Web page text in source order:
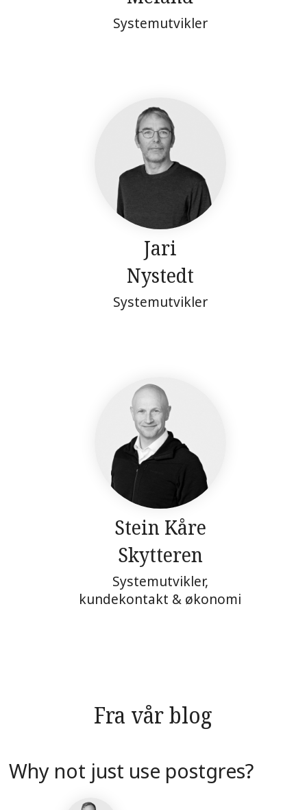
Systemutvikler
Jari
Nystedt
Systemutvikler
Stein Kåre
Skytteren
Systemutvikler,
kundekontakt & økonomi
Fra vår blog
Why not just use postgres?